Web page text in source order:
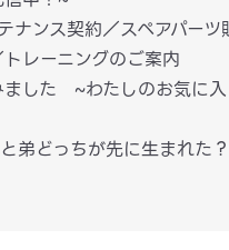
ナンス契約／スペアパー
レーニングのご案内
した ~わたしのお気に入
どっちが先に生まれた